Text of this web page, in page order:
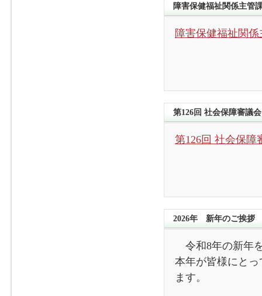
障害保健福祉関係主管
障害保健福祉関
第126回 社会保障審議
第126回 社会保障
2026年 新年のご挨拶
令和8年の新年
本年が皆様にと
ます。